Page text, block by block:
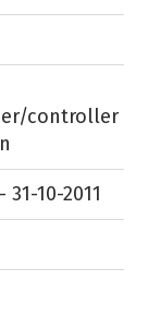
controller
31-10-2011